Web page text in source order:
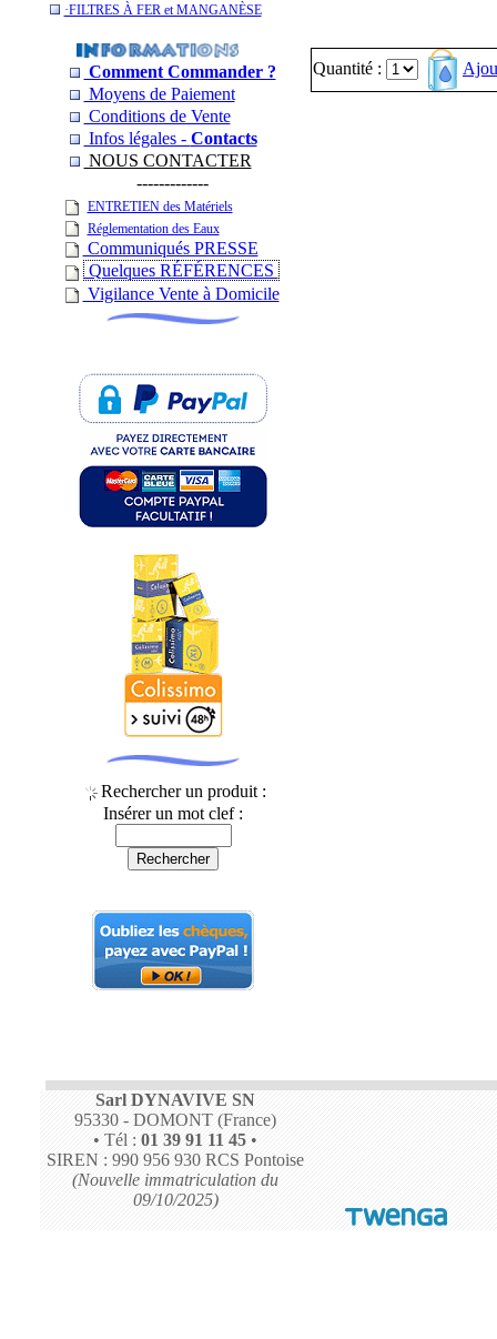
­·­FILTRES À FER et MANGANÈSE
Comment Commander ?
Moyens de Paiement
Conditions de Vente
Infos légales - Contacts
NOUS CONTACTER
-------------
ENTRETIEN des Matériels
Réglementation des Eaux
Communiqués PRESSE
Quelques RÉFÉRENCES
Vigilance Vente à Domicile
Rechercher un produit :
Insérer un mot clef :
Quantité :
Sarl DYNAVIVE SN
95330 - DOMONT (France)
• Tél : 01 39 91 11 45 •
SIREN : 990 956 930 RCS Pontoise
(Nouvelle immatriculation du
09/10/2025)